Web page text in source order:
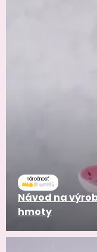
náročnosť
Návod na
hmoty